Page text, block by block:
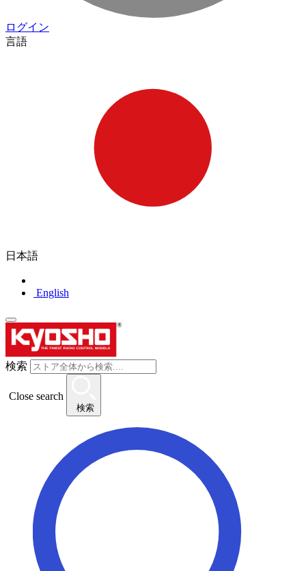
ログイン
言語
日本語
English
検索
Close search
検索